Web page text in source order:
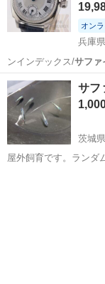
オン
兵庫
ンインデックス/サファ
イアクリスタル、31…
ールセコンド #
サファ
兵庫 宝塚市
サフ
茨城
屋外飼育です。ランダ